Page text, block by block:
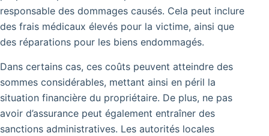
responsable des dommages causés. Cela peut inclure
des frais médicaux élevés pour la victime, ainsi que
des réparations pour les biens endommagés.
Dans certains cas, ces coûts peuvent atteindre des
sommes considérables, mettant ainsi en péril la
situation financière du propriétaire. De plus, ne pas
avoir d’assurance peut également entraîner des
sanctions administratives. Les autorités locales